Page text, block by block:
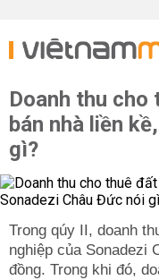
Doanh thu cho
bán nhà liền
gì?
Trong qúy II, doanh
nghiệp của Sonadezi
đồng. Trong khi đó,